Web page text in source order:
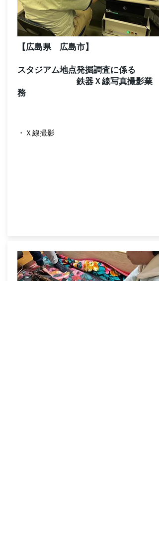
【広島県 広島市】
​スタジアム地点発掘調査に係る
鉄器Ｘ線写真撮影業
務
・Ｘ線撮影